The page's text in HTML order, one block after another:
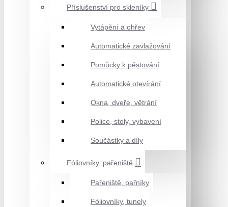
Příslušenství pro skleníky
Vytápění a ohřev
Automatické zavlažování
Pomůcky k pěstování
Automatické otevírání
Okna, dveře, větrání
Police, stoly, vybavení
Součástky a díly
Fóliovníky, pařeniště
Pařeniště, pařníky
Fóliovníky, tunely